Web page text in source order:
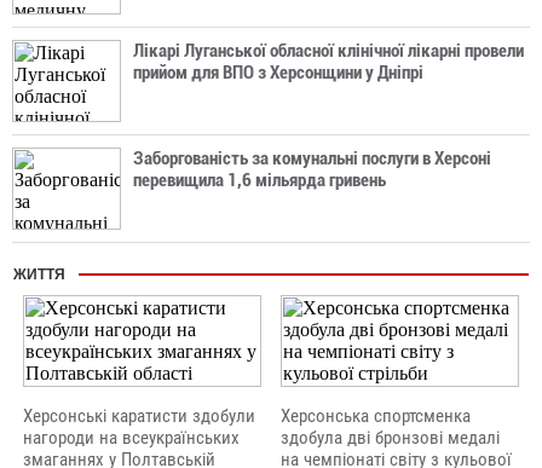
Лікарі Луганської обласної клінічної лікарні провели
прийом для ВПО з Херсонщини у Дніпрі
Заборгованість за комунальні послуги в Херсоні
перевищила 1,6 мільярда гривень
ЖИТТЯ
Херсонські каратисти здобули
нагороди на всеукраїнських
змаганнях у Полтавській
Херсонська спортсменка
здобула дві бронзові медалі
на чемпіонаті світу з кульової